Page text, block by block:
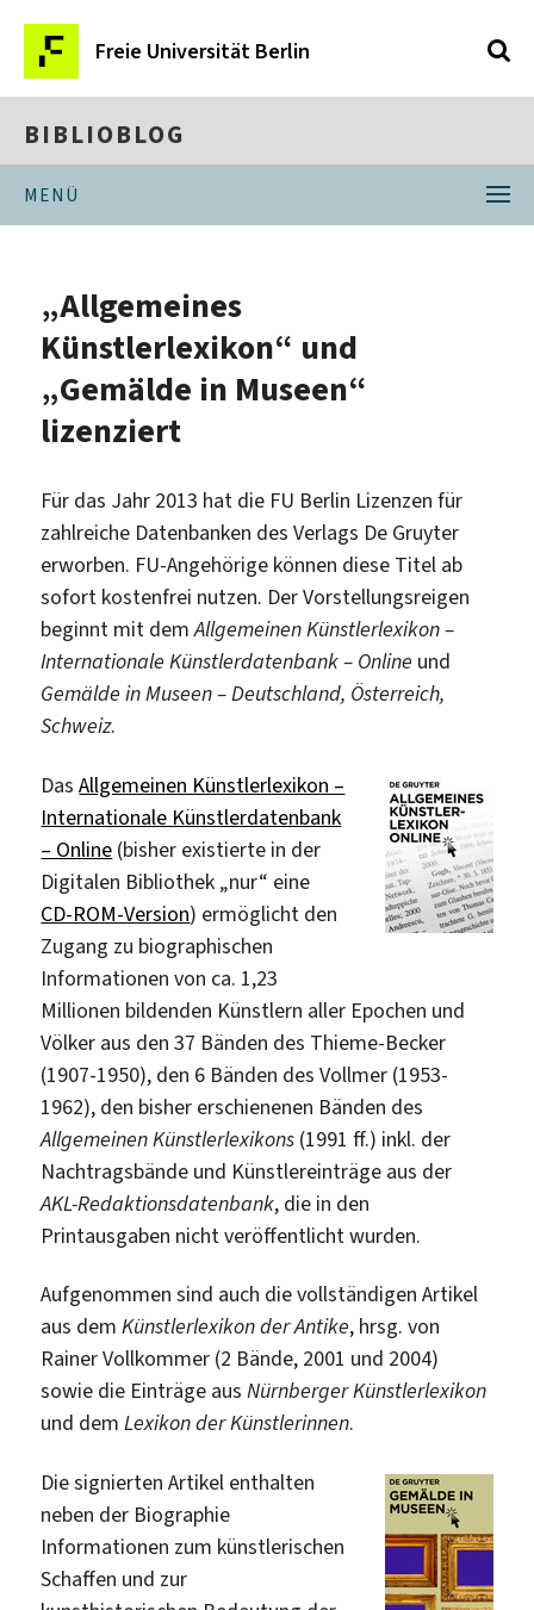
Freie Universität Berlin
BIBLIOBLOG
MENÜ
„Allgemeines
Künstlerlexikon“ und
„Gemälde in Museen“
lizenziert
Für das Jahr 2013 hat die FU Berlin Lizenzen für
zahlreiche Datenbanken des Verlags De Gruyter
erworben. FU-Angehörige können diese Titel ab
sofort kostenfrei nutzen. Der Vorstellungsreigen
beginnt mit demAllgemeinen Künstlerlexikon –
Internationale Künstlerdatenbank – Online und
Gemälde in Museen – Deutschland, Österreich,
Schweiz.
DasAllgemeinen Künstlerlexikon –
Internationale Künstlerdatenbank
– Online (bisher existierte in der
Digitalen Bibliothek „nur“ eine
CD-ROM-Version) ermöglicht den
Zugang zu biographischen
Informationen von ca. 1,23
Millionen bildenden Künstlern aller Epochen und
Völker aus den 37 Bänden des Thieme-Becker
(1907-1950), den 6 Bänden des Vollmer (1953-
1962), den bisher erschienenen Bänden des
Allgemeinen Künstlerlexikons (1991 ff.) inkl. der
Nachtragsbände und Künstlereinträge aus der
AKL-Redaktionsdatenbank, die in den
Printausgaben nicht veröffentlicht wurden.
Aufgenommen sind auch die vollständigen Artikel
aus demKünstlerlexikon der Antike, hrsg. von
Rainer Vollkommer (2 Bände, 2001 und 2004)
sowie die Einträge ausNürnberger Künstlerlexikon
und demLexikon der Künstlerinnen.
Die signierten Artikel enthalten
neben der Biographie
Informationen zum künstlerischen
Schaffen und zur